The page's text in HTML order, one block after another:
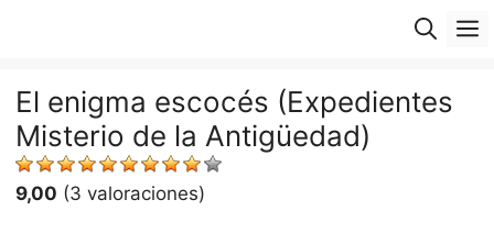
El enigma escocés (Expedientes
Misterio de la Antigüedad)
9,00 (3 valoraciones)